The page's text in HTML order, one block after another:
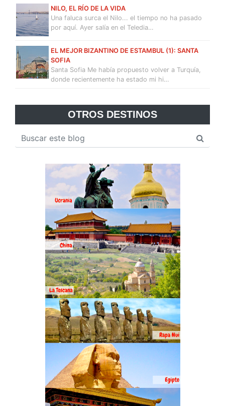
NILO, EL RÍO DE LA VIDA
Una faluca surca el Nilo... el tiempo no ha pasado
por aquí. Ayer salía en el Teledia…
EL MEJOR BIZANTINO DE ESTAMBUL (1): SANTA
SOFIA
Santa Sofia Me había propuesto volver a Turquía,
donde recientemente ha estado mi hi…
OTROS DESTINOS